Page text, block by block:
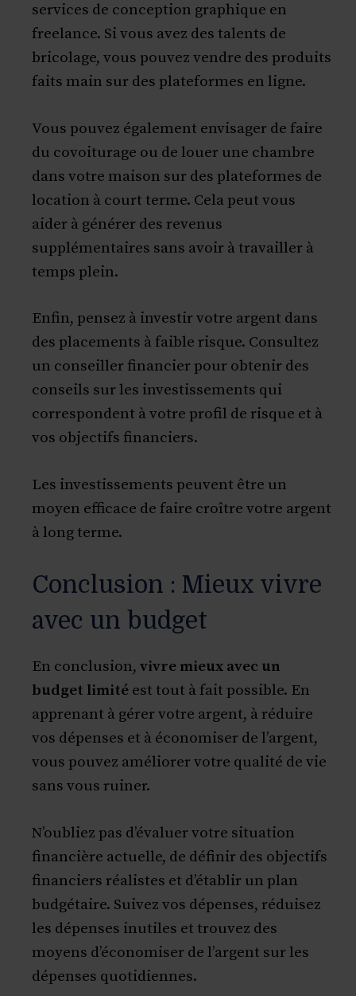
services de conception graphique en
freelance. Si vous avez des talents de
bricolage, vous pouvez vendre des produits
faits main sur des plateformes en ligne.
Vous pouvez également envisager de faire
du covoiturage ou de louer une chambre
dans votre maison sur des plateformes de
location à court terme. Cela peut vous
aider à générer des revenus
supplémentaires sans avoir à travailler à
temps plein.
Enfin, pensez à investir votre argent dans
des placements à faible risque. Consultez
un conseiller financier pour obtenir des
conseils sur les investissements qui
correspondent à votre profil de risque et à
vos objectifs financiers.
Les investissements peuvent être un
moyen efficace de faire croître votre argent
à long terme.
Conclusion : Mieux vivre
avec un budget
En conclusion, vivre mieux avec un
budget limité est tout à fait possible. En
apprenant à gérer votre argent, à réduire
vos dépenses et à économiser de l’argent,
vous pouvez améliorer votre qualité de vie
sans vous ruiner.
N’oubliez pas d’évaluer votre situation
financière actuelle, de définir des objectifs
financiers réalistes et d’établir un plan
budgétaire. Suivez vos dépenses, réduisez
les dépenses inutiles et trouvez des
moyens d’économiser de l’argent sur les
dépenses quotidiennes.